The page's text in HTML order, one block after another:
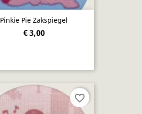
Pinkie Pie Zakspiegel
€ 3,00
favorite_border